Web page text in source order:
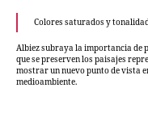
Colores saturados y
Albiez subraya la importancia de
que se preserven los paisajes
mostrar un nuevo punto de vista
medioambiente.